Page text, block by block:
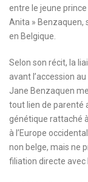
entre le jeune
Anita » Benzaquen,
en Belgique.
Selon son récit, la
avant l’accession
Jane Benzaquen
tout lien de parenté
génétique rattaché
à l’Europe
non belge, mais ne
filiation directe avec